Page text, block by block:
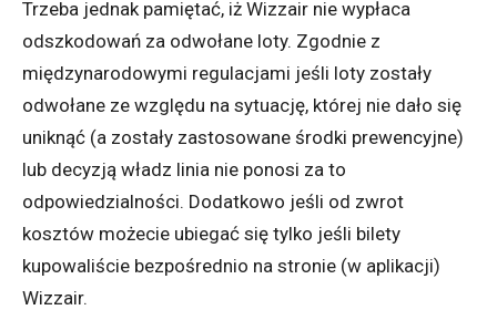
Trzeba jednak pamiętać, iż Wizzair nie wypłaca
odszkodowań za odwołane loty. Zgodnie z
międzynarodowymi regulacjami jeśli loty zostały
odwołane ze względu na sytuację, której nie dało się
uniknąć (a zostały zastosowane środki prewencyjne)
lub decyzją władz linia nie ponosi za to
odpowiedzialności. Dodatkowo jeśli od zwrot
kosztów możecie ubiegać się tylko jeśli bilety
kupowaliście bezpośrednio na stronie (w aplikacji)
Wizzair.